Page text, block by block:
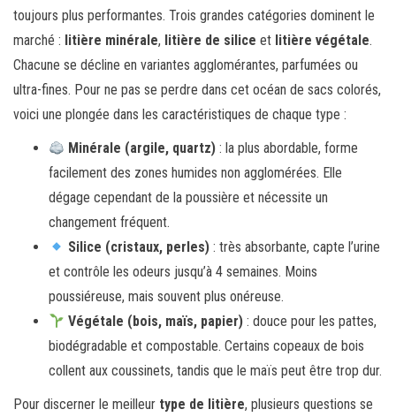
toujours plus performantes. Trois grandes catégories dominent le
marché : litière minérale, litière de silice et litière végétale.
Chacune se décline en variantes agglomérantes, parfumées ou
ultra-fines. Pour ne pas se perdre dans cet océan de sacs colorés,
voici une plongée dans les caractéristiques de chaque type :
Minérale (argile, quartz) : la plus abordable, forme
facilement des zones humides non agglomérées. Elle
dégage cependant de la poussière et nécessite un
changement fréquent.
Silice (cristaux, perles) : très absorbante, capte l’urine
et contrôle les odeurs jusqu’à 4 semaines. Moins
poussiéreuse, mais souvent plus onéreuse.
Végétale (bois, maïs, papier) : douce pour les pattes,
biodégradable et compostable. Certains copeaux de bois
collent aux coussinets, tandis que le maïs peut être trop dur.
Pour discerner le meilleur type de litière, plusieurs questions se